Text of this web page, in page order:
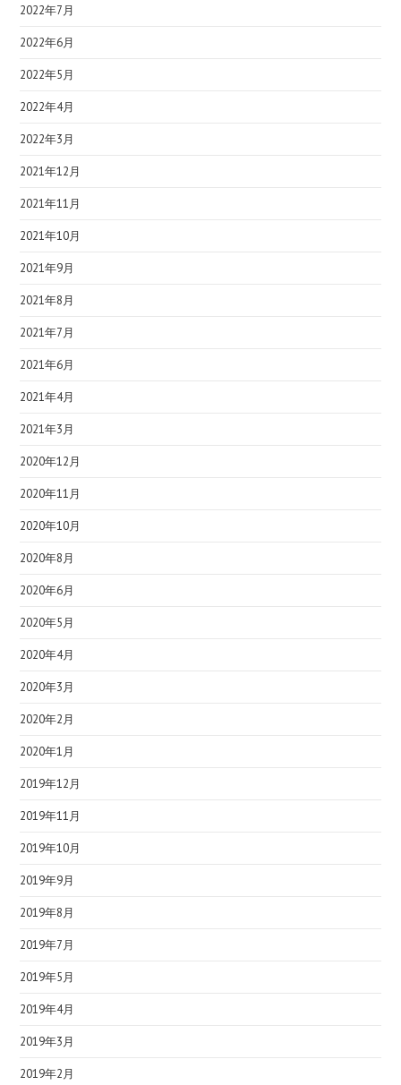
2022年7月
2022年6月
2022年5月
2022年4月
2022年3月
2021年12月
2021年11月
2021年10月
2021年9月
2021年8月
2021年7月
2021年6月
2021年4月
2021年3月
2020年12月
2020年11月
2020年10月
2020年8月
2020年6月
2020年5月
2020年4月
2020年3月
2020年2月
2020年1月
2019年12月
2019年11月
2019年10月
2019年9月
2019年8月
2019年7月
2019年5月
2019年4月
2019年3月
2019年2月